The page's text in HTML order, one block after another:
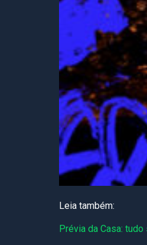
Leia também:
Prévia da Casa: